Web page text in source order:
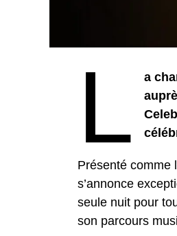
L
a
Présenté comme
s’annonce
seule nuit pour
son parcours